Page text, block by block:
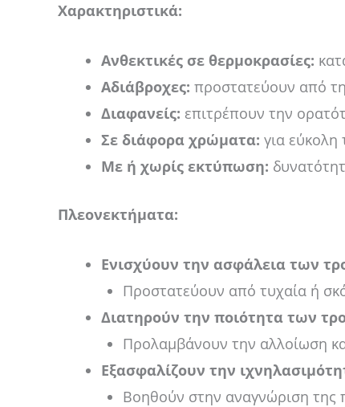
Χαρακτηριστικά:
Ανθεκτικές σε θερμοκρασίες:
Αδιάβροχες: προστατεύουν από
Διαφανείς: επιτρέπουν την
Σε διάφορα χρώματα: για
Με ή χωρίς εκτύπωση:
Πλεονεκτήματα:
Ενισχύουν την ασφάλεια των
Προστατεύουν από τυχαία ή
Διατηρούν την ποιότητα των
Προλαμβάνουν την αλλοίωση
Εξασφαλίζουν την
Βοηθούν στην αναγνώριση της